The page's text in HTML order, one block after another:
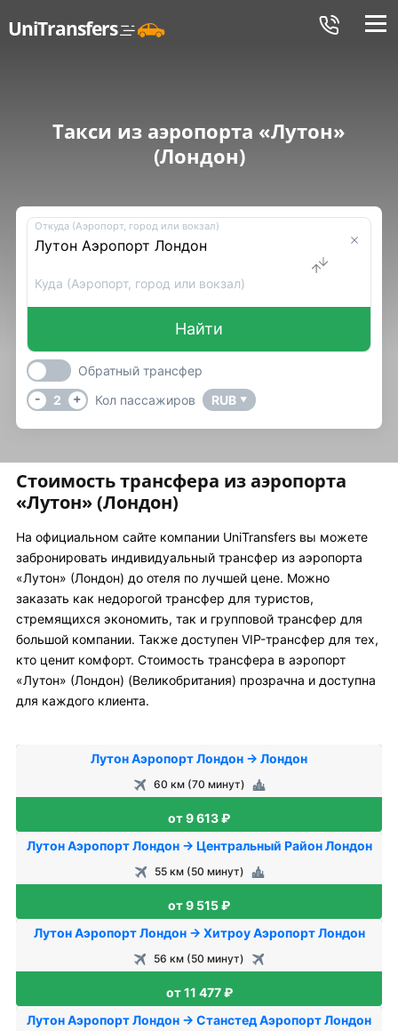
UniTransfers Меню
Такси из аэропорта «Лутон»
(Лондон)
Откуда (Аэропорт, город или вокзал)
Куда (Аэропорт, город или вокзал)
Найти
Обратный трансфер
-
2 + Кол пассажиров RUB ▼
Стоимость трансфера из аэропорта
«Лутон» (Лондон)
На официальном сайте компании UniTransfers вы можете
забронировать индивидуальный трансфер из аэропорта
«Лутон» (Лондон) до отеля по лучшей цене. Можно
заказать как недорогой трансфер для туристов,
стремящихся экономить, так и групповой трансфер для
большой компании. Также доступен VIP-трансфер для тех,
кто ценит комфорт. Стоимость трансфера в аэропорт
«Лутон» (Лондон) (Великобритания) прозрачна и доступна
для каждого клиента.
Лутон Аэропорт Лондон → Лондон
60 км (70 минут)
от 9 613 ₽
Лутон Аэропорт Лондон → Центральный Район Лондон
55 км (50 минут)
от 9 515 ₽
Лутон Аэропорт Лондон → Хитроу Аэропорт Лондон
56 км (50 минут)
от 11 477 ₽
Лутон Аэропорт Лондон → Станстед Аэропорт Лондон